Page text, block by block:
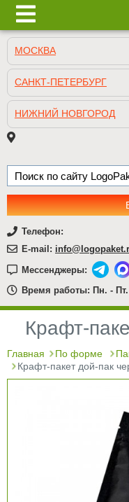
МОСКВА
САНКТ-ПЕТЕРБУРГ
НИЖНИЙ НОВГОРОД
Телефон:
E-mail:
Мессенджеры:
Время работы: Пн. - Пт.
Крафт-
Главная По форме
Крафт-пакет дой-пак